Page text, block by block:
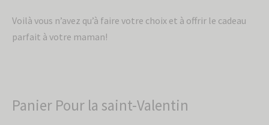
Voilà vous n’avez qu’à faire votre choix et à offrir le cadeau
parfait à votre maman!
Panier Pour la saint-Valentin